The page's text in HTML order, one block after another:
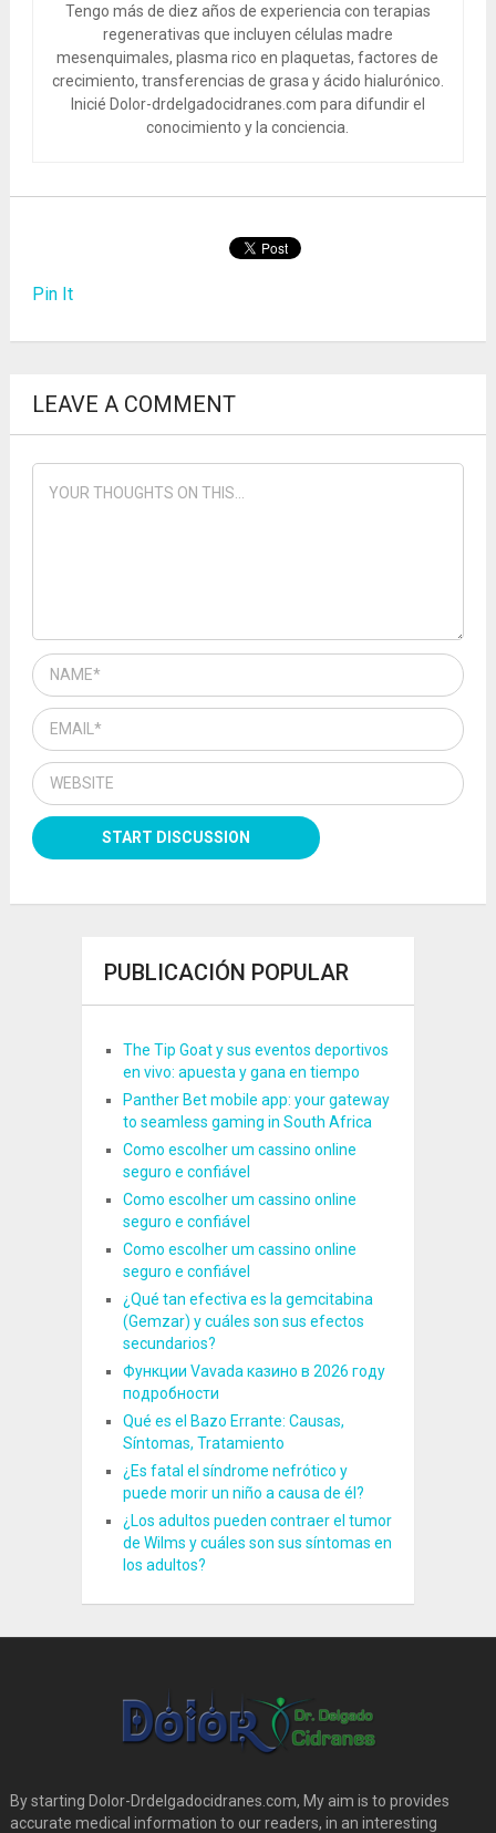
Tengo más de diez años de experiencia con terapias
regenerativas que incluyen células madre
mesenquimales, plasma rico en plaquetas, factores de
crecimiento, transferencias de grasa y ácido hialurónico.
Inicié Dolor-drdelgadocidranes.com para difundir el
conocimiento y la conciencia.
Pin It
LEAVE A COMMENT
PUBLICACIÓN POPULAR
The Tip Goat y sus eventos deportivos
en vivo: apuesta y gana en tiempo
Panther Bet mobile app: your gateway
to seamless gaming in South Africa
Como escolher um cassino online
seguro e confiável
Como escolher um cassino online
seguro e confiável
Como escolher um cassino online
seguro e confiável
¿Qué tan efectiva es la gemcitabina
(Gemzar) y cuáles son sus efectos
secundarios?
Функции Vavada казино в 2026 году
подробности
Qué es el Bazo Errante: Causas,
Síntomas, Tratamiento
¿Es fatal el síndrome nefrótico y
puede morir un niño a causa de él?
¿Los adultos pueden contraer el tumor
de Wilms y cuáles son sus síntomas en
los adultos?
By starting Dolor-Drdelgadocidranes.com, My aim is to provides
accurate medical information to our readers, in an interesting